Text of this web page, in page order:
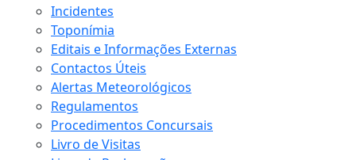
Incidentes
Toponímia
Editais e Informações Externas
Contactos Úteis
Alertas Meteorológicos
Regulamentos
Procedimentos Concursais
Livro de Visitas